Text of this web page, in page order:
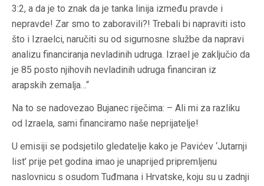
3:2, a da je to znak da je tanka linija između pravde i
nepravde! Zar smo to zaboravili?! Trebali bi napraviti isto
što i Izraelci, naručiti su od sigurnosne službe da napravi
analizu financiranja nevladinih udruga. Izrael je zaključio da
je 85 posto njihovih nevladinih udruga financiran iz
arapskih zemalja…“
Na to se nadovezao Bujanec riječima: – Ali mi za razliku
od Izraela, sami financiramo naše neprijatelje!
U emisiji se podsjetilo gledatelje kako je Pavićev ‘Jutarnji
list’ prije pet godina imao je unaprijed pripremljenu
naslovnicu s osudom Tuđmana i Hrvatske, koju su u zadnji